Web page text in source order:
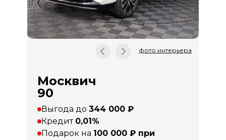
Москвич
90
фото интерьера
Выгода до 344 000 ₽
Кредит 0,01%
Подарок на 100 000 ₽ при